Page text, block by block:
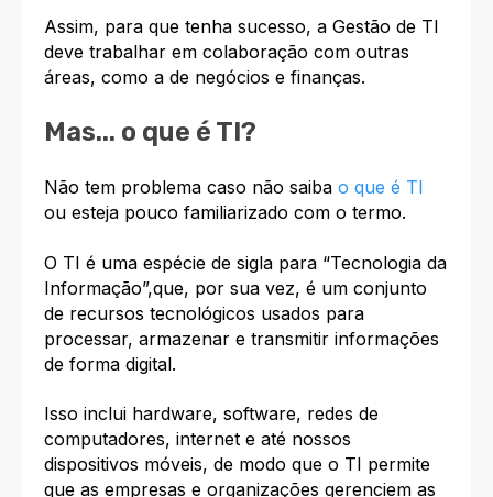
Assim, para que tenha sucesso, a Gestão de TI
deve trabalhar em colaboração com outras
áreas, como a de negócios e finanças.
Mas... o que é TI?
Não tem problema caso não saiba o que é TI
ou esteja pouco familiarizado com o termo.
O TI é uma espécie de sigla para “Tecnologia da
Informação”,que, por sua vez, é um conjunto
de recursos tecnológicos usados para
processar, armazenar e transmitir informações
de forma digital.
Isso inclui hardware, software, redes de
computadores, internet e até nossos
dispositivos móveis, de modo que o TI permite
que as empresas e organizações gerenciem as